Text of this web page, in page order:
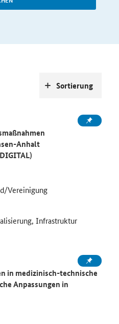
Anhalt
Vereinigung
Infrastruktur
in medizinisch-technische
Anpassungen in
Sortierung